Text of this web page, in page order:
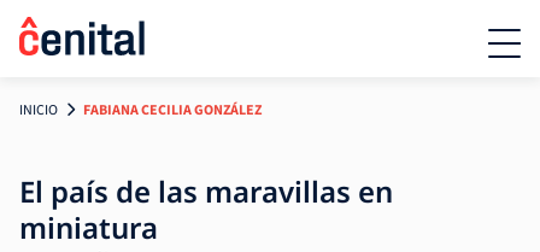
INICIO FABIANA CECILIA GONZÁLEZ
El país de las maravillas en
miniatura